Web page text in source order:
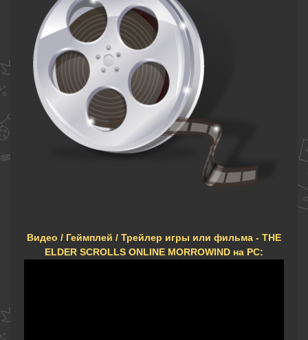
Видео / Геймплей / Трейлер игры или фильма - THE
ELDER SCROLLS ONLINE MORROWIND на PC: